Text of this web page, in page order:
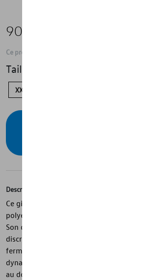
90,00 €
Ce produit n'est actuellement pas de stock
Taille
XXL
Description
Ce gilet matelassé de la collection
polyester et offre un confort léger avec
Son design vert est structuré par des
discrètes et un col montant. Les détails
fermeture, les poches et les finitions
dynamisme, tandis que le logo sur la
au dos assurent une identité forte. La